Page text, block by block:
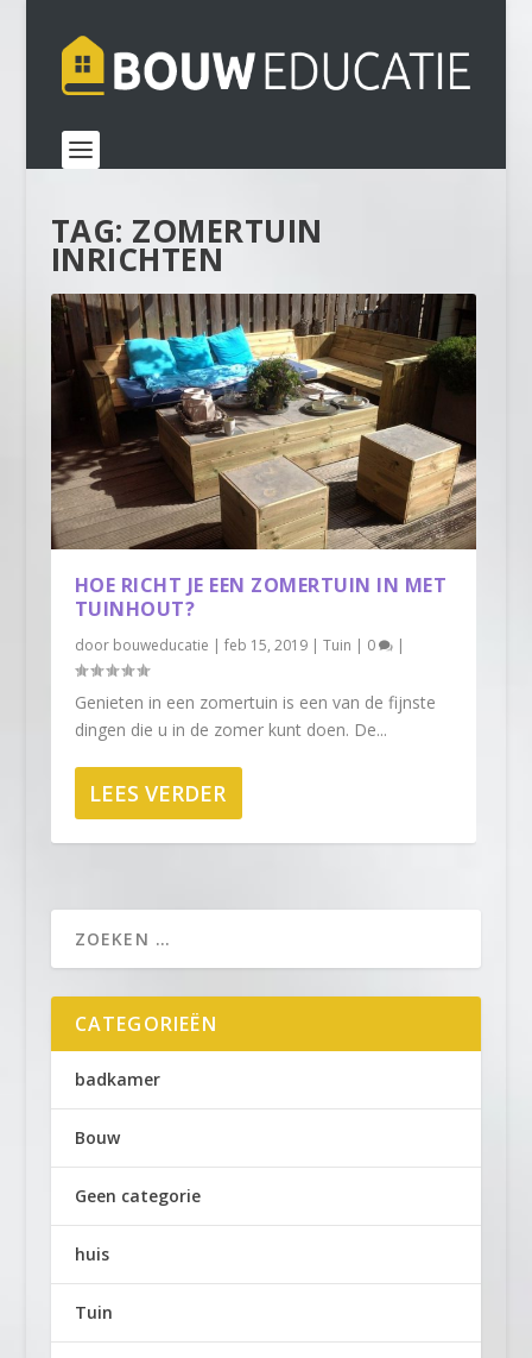
TAG: ZOMERTUIN
INRICHTEN
HOE RICHT JE EEN ZOMERTUIN IN MET
TUINHOUT?
door bouweducatie | feb 15, 2019| Tuin | 0 |
Genieten in een zomertuin is een van de fijnste
dingen die u in de zomer kunt doen. De...
LEES VERDER
CATEGORIEËN
badkamer
Bouw
Geen categorie
huis
Tuin